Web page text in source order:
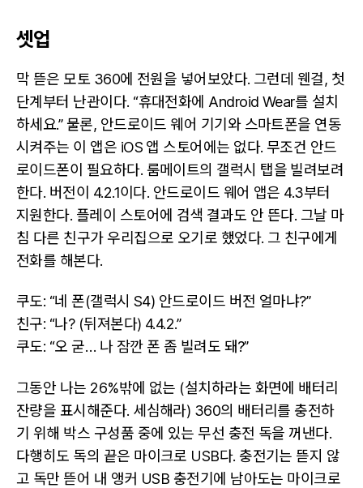
셋업
막 뜯은 모토 360에 전원을 넣어보았다. 그런데 웬걸, 첫
단계부터 난관이다. “휴대전화에 Android Wear를 설치
하세요.” 물론, 안드로이드 웨어 기기와 스마트폰을 연동
시켜주는 이 앱은 iOS 앱 스토어에는 없다. 무조건 안드
로이드폰이 필요하다. 룸메이트의 갤럭시 탭을 빌려보려
한다. 버전이 4.2.1이다. 안드로이드 웨어 앱은 4.3부터
지원한다. 플레이 스토어에 검색 결과도 안 뜬다. 그날 마
침 다른 친구가 우리집으로 오기로 했었다. 그 친구에게
전화를 해본다.
쿠도: “네 폰(갤럭시 S4) 안드로이드 버전 얼마냐?”
친구: “나? (뒤져본다) 4.4.2.”
쿠도: “오 굳… 나 잠깐 폰 좀 빌려도 돼?”
그동안 나는 26%밖에 없는 (설치하라는 화면에 배터리
잔량을 표시해준다. 세심해라) 360의 배터리를 충전하
기 위해 박스 구성품 중에 있는 무선 충전 독을 꺼낸다.
다행히도 독의 끝은 마이크로 USB다. 충전기는 뜯지 않
고 독만 뜯어 내 앵커 USB 충전기에 남아도는 마이크로